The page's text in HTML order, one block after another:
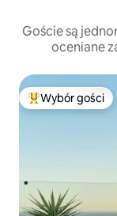
Goście są
oceniane
Wybór gości